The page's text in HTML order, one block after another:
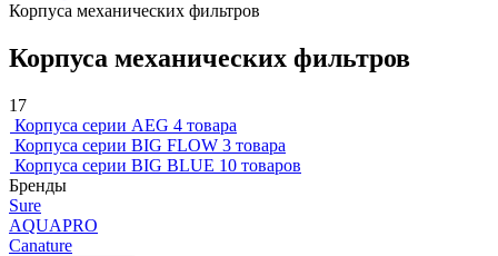
Корпуса механических фильтров
Корпуса механических фильтров
17
Корпуса серии AEG 4 товара
Корпуса серии BIG FLOW 3 товара
Корпуса серии BIG BLUE 10 товаров
Бренды
Sure
AQUAPRO
Canature